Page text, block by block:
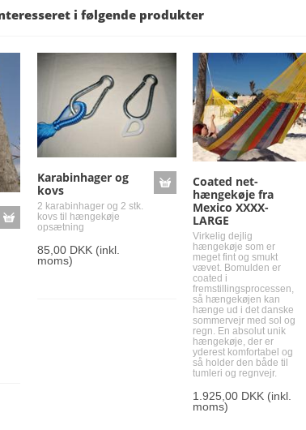
i følgende produkter
Karabinhager og
kovs
2 karabinhager og 2 stk.
kovs til hængekøje
opsætning
85,00 DKK(inkl.
moms)
Coated net-
hængekøje fra
Mexico XXXX-
LARGE
Virkelig dejlig
hængekøje som er
meget fint og smukt
vævet. Bomulden er
coated i
fremstillingsprocessen,
så hængekøjen kan
hænge ud i det danske
sommervejr med sol og
regn. En absolut unik
hængekøje, der er
yderest komfortabel og
så holder den både til
tumleri og regnvejr.
1.925,00 DKK (inkl.
moms)